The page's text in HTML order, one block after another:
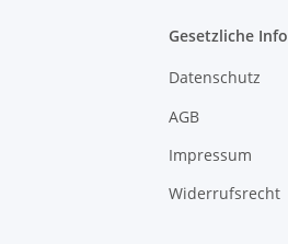
Gesetzliche
Datenschutz
AGB
Impressum
Widerrufsrecht